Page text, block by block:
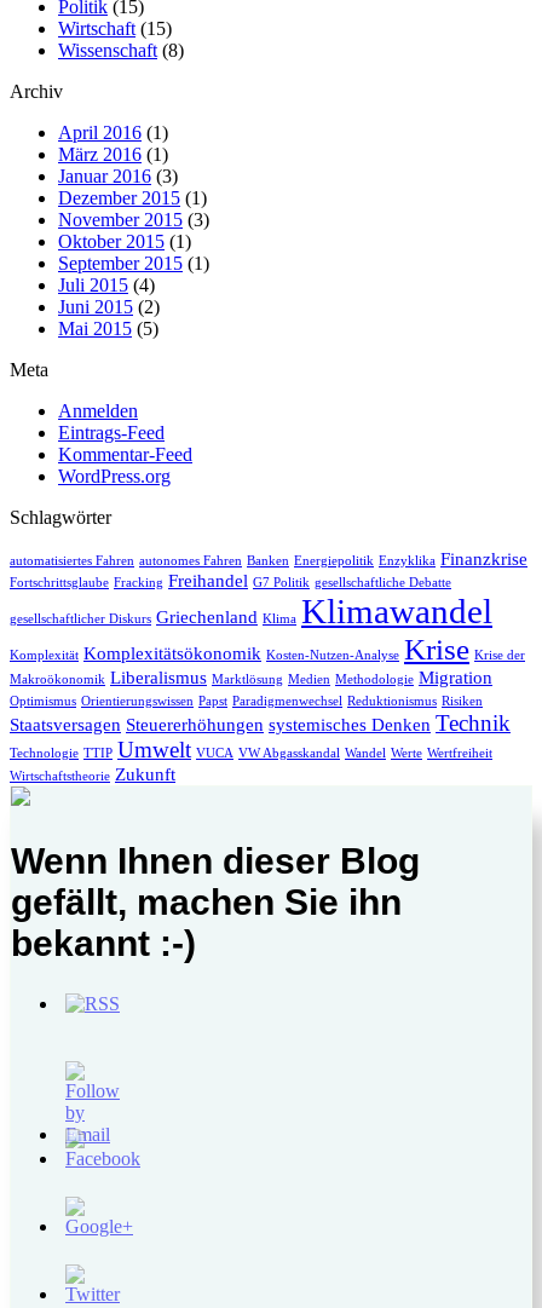
Politik (15)
Wirtschaft (15)
Wissenschaft (8)
Archiv
April 2016 (1)
März 2016 (1)
Januar 2016 (3)
Dezember 2015 (1)
November 2015 (3)
Oktober 2015 (1)
September 2015 (1)
Juli 2015 (4)
Juni 2015 (2)
Mai 2015 (5)
Meta
Anmelden
Eintrags-Feed
Kommentar-Feed
WordPress.org
Schlagwörter
automatisiertes Fahren autonomes Fahren Banken Energiepolitik Enzyklika Finanzkrise
Fortschrittsglaube Fracking Freihandel G7 Politik gesellschaftliche Debatte
gesellschaftlicher Diskurs Griechenland Klima Klimawandel
Komplexität Komplexitätsökonomik Kosten-Nutzen-Analyse Krise Krise der
Makroökonomik Liberalismus Marktlösung Medien Methodologie Migration
Optimismus Orientierungswissen Papst Paradigmenwechsel Reduktionismus Risiken
Staatsversagen Steuererhöhungen systemisches Denken Technik
Technologie TTIP Umwelt VUCA VW Abgasskandal Wandel Werte Wertfreiheit
Wirtschaftstheorie Zukunft
Wenn Ihnen dieser Blog
gefällt, machen Sie ihn
bekannt :-)
tag=methodologie">